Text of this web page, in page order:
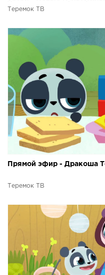
Теремок ТВ
Прямой эфир - Дракоша
Теремок ТВ